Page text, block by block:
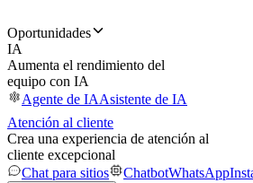
Oportunidades
IA
Aumenta el rendimiento del
equipo con IA
Agente de IAAsistente de IA
Atención al cliente
Crea una experiencia de atención al
cliente excepcional
Chat para sitios
ChatbotWhatsApp